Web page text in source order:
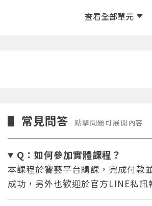
▋ 常見問答 點擊問題可展開內容
Q：如何參加實體課程？
本課程於響藝平台購課，完成付款
成功，另外也歡迎於官方LINE私訊